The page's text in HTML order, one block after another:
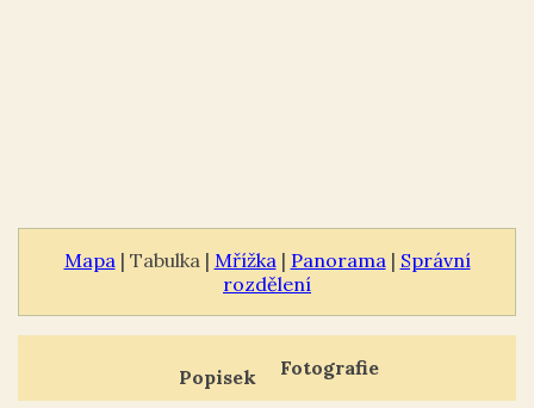
Mapa | Tabulka | Mřížka | Panorama | Správní
rozdělení
Popisek Fotografie